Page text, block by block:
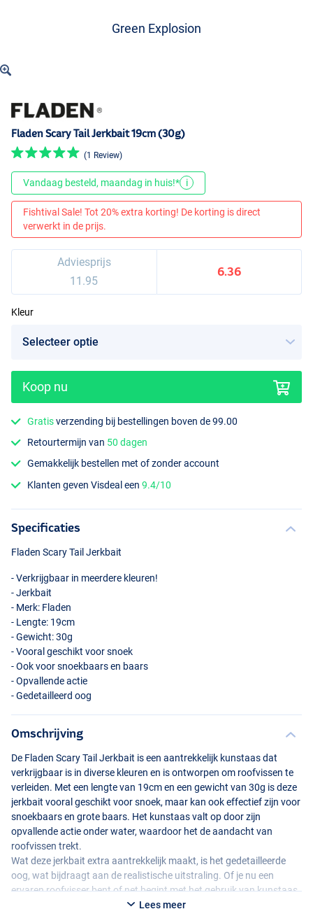
Green Explosion
Perch
Orange Black Dots
Fladen Scary Tail Jerkbait 19cm (30g)
(1 Review)
Vandaag besteld, maandag in huis!* i
Fishtival Sale! Tot 20% extra korting! De korting is direct
verwerkt in de prijs.
Adviesprijs
11.95
6.36
Kleur
Koop nu
Gratisverzending bij bestellingen boven de 99.00
Retourtermijn van 50 dagen
Gemakkelijk bestellen met of zonder account
Klanten geven Visdeal een9.4/10
Specificaties
Fladen Scary Tail Jerkbait
- Verkrijgbaar in meerdere kleuren!
- Jerkbait
- Merk: Fladen
- Lengte: 19cm
- Gewicht: 30g
- Vooral geschikt voor snoek
- Ook voor snoekbaars en baars
- Opvallende actie
- Gedetailleerd oog
Omschrijving
De Fladen Scary Tail Jerkbait is een aantrekkelijk kunstaas dat
verkrijgbaar is in diverse kleuren en is ontworpen om roofvissen te
verleiden. Met een lengte van 19cm en een gewicht van 30g is deze
jerkbait vooral geschikt voor snoek, maar kan ook effectief zijn voor
snoekbaars en grote baars. Het kunstaas valt op door zijn
opvallende actie onder water, waardoor het de aandacht van
roofvissen trekt.
Wat deze jerkbait extra aantrekkelijk maakt, is het gedetailleerde
oog, wat bijdraagt aan de realistische uitstraling. Of je nu een
ervaren roofvisser bent of net begint met het gebruik van kunstaas,
de Fladen Scary Tail Jerkbait biedt een effectieve optie om
Lees meer